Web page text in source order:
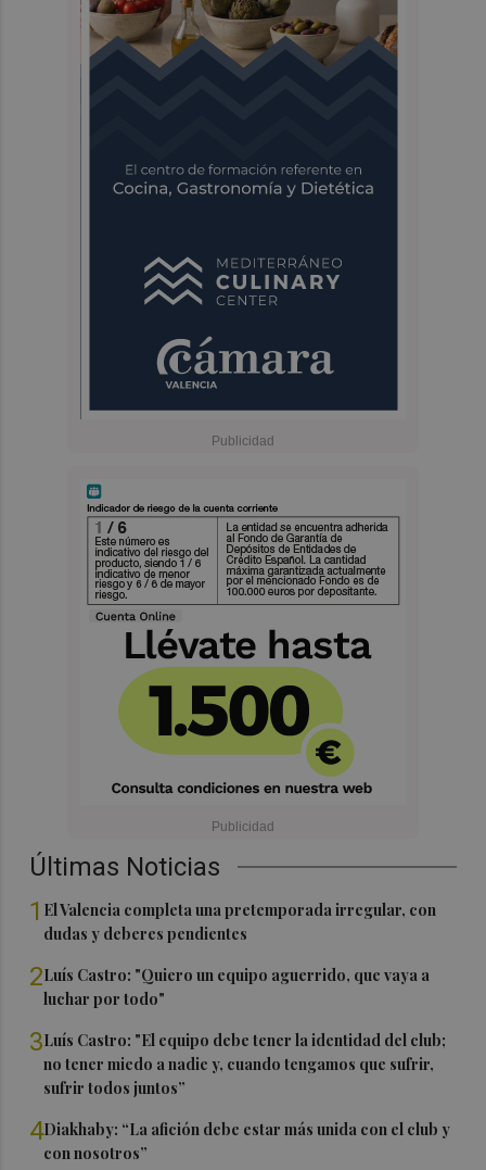
Últimas Noticias
1 El Valencia completa una pretemporada irregular, con
dudas y deberes pendientes
2Luís Castro: "Quiero un equipo aguerrido, que vaya a
luchar por todo"
3Luís Castro: "El equipo debe tener la identidad del club;
no tener miedo a nadie y, cuando tengamos que sufrir,
sufrir todos juntos”
4Diakhaby: “La afición debe estar más unida con el club y
con nosotros”